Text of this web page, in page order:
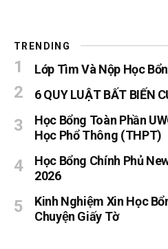
TRENDING
Lớp Tìm Và Nộp Học
6 QUY LUẬT BẤT BIẾN
Học Bổng Toàn Phần
Học Phổ Thông (THPT)
Học Bổng Chính Phủ
2026
Kinh Nghiệm Xin Học
Chuyện Giấy Tờ